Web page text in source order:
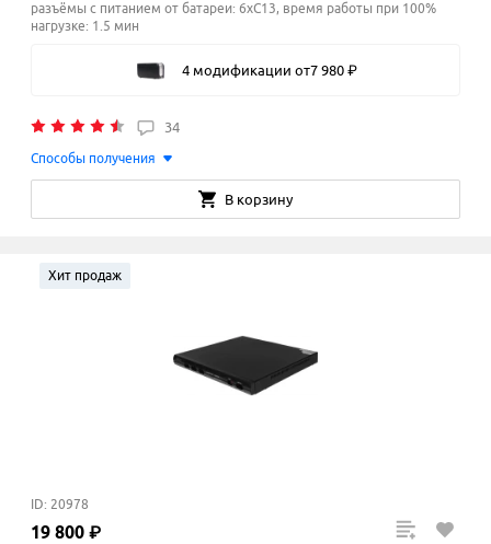
разъёмы с питанием от батареи: 6xC13, время работы при 100%
нагрузке: 1.5 мин
4 модификации от7 980 ₽
34
Способы получения
В корзину
Хит продаж
ID: 20978
19 800 ₽